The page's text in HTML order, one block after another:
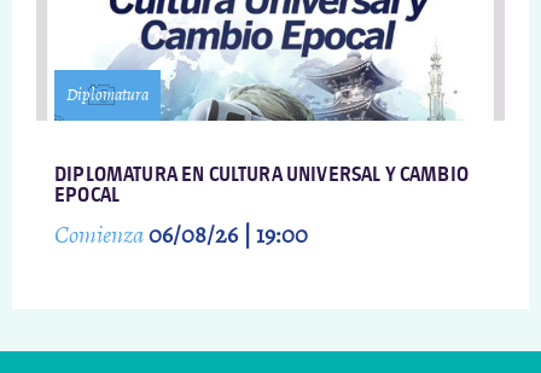
Diplomatura
DIPLOMATURA EN CULTURA UNIVERSAL Y CAMBIO
EPOCAL
Comienza06/08/26 | 19:00